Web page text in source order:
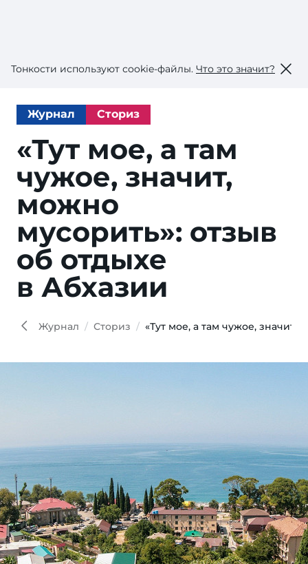
Тонкости используют сookie-файлы. Что это значит?
Журнал Сториз
«Тут мое, а там
чужое, значит,
можно
мусорить»: отзыв
об отдыхе
в Абхазии
Журнал Сториз «Тут мое, а там чужое, значит,